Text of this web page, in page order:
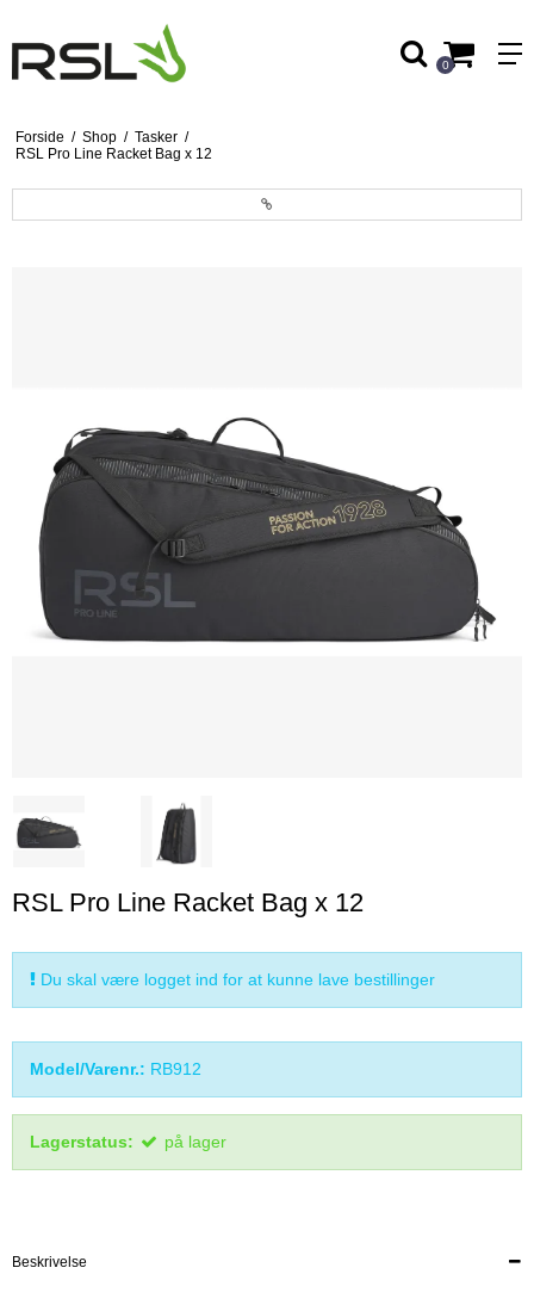
0
Forside / Shop / Tasker /
RSL Pro Line Racket Bag x 12
RSL Pro Line Racket Bag x 12
Du skal være logget ind for at kunne lave bestillinger
Model/Varenr.: RB912
Lagerstatus: på lager
Beskrivelse